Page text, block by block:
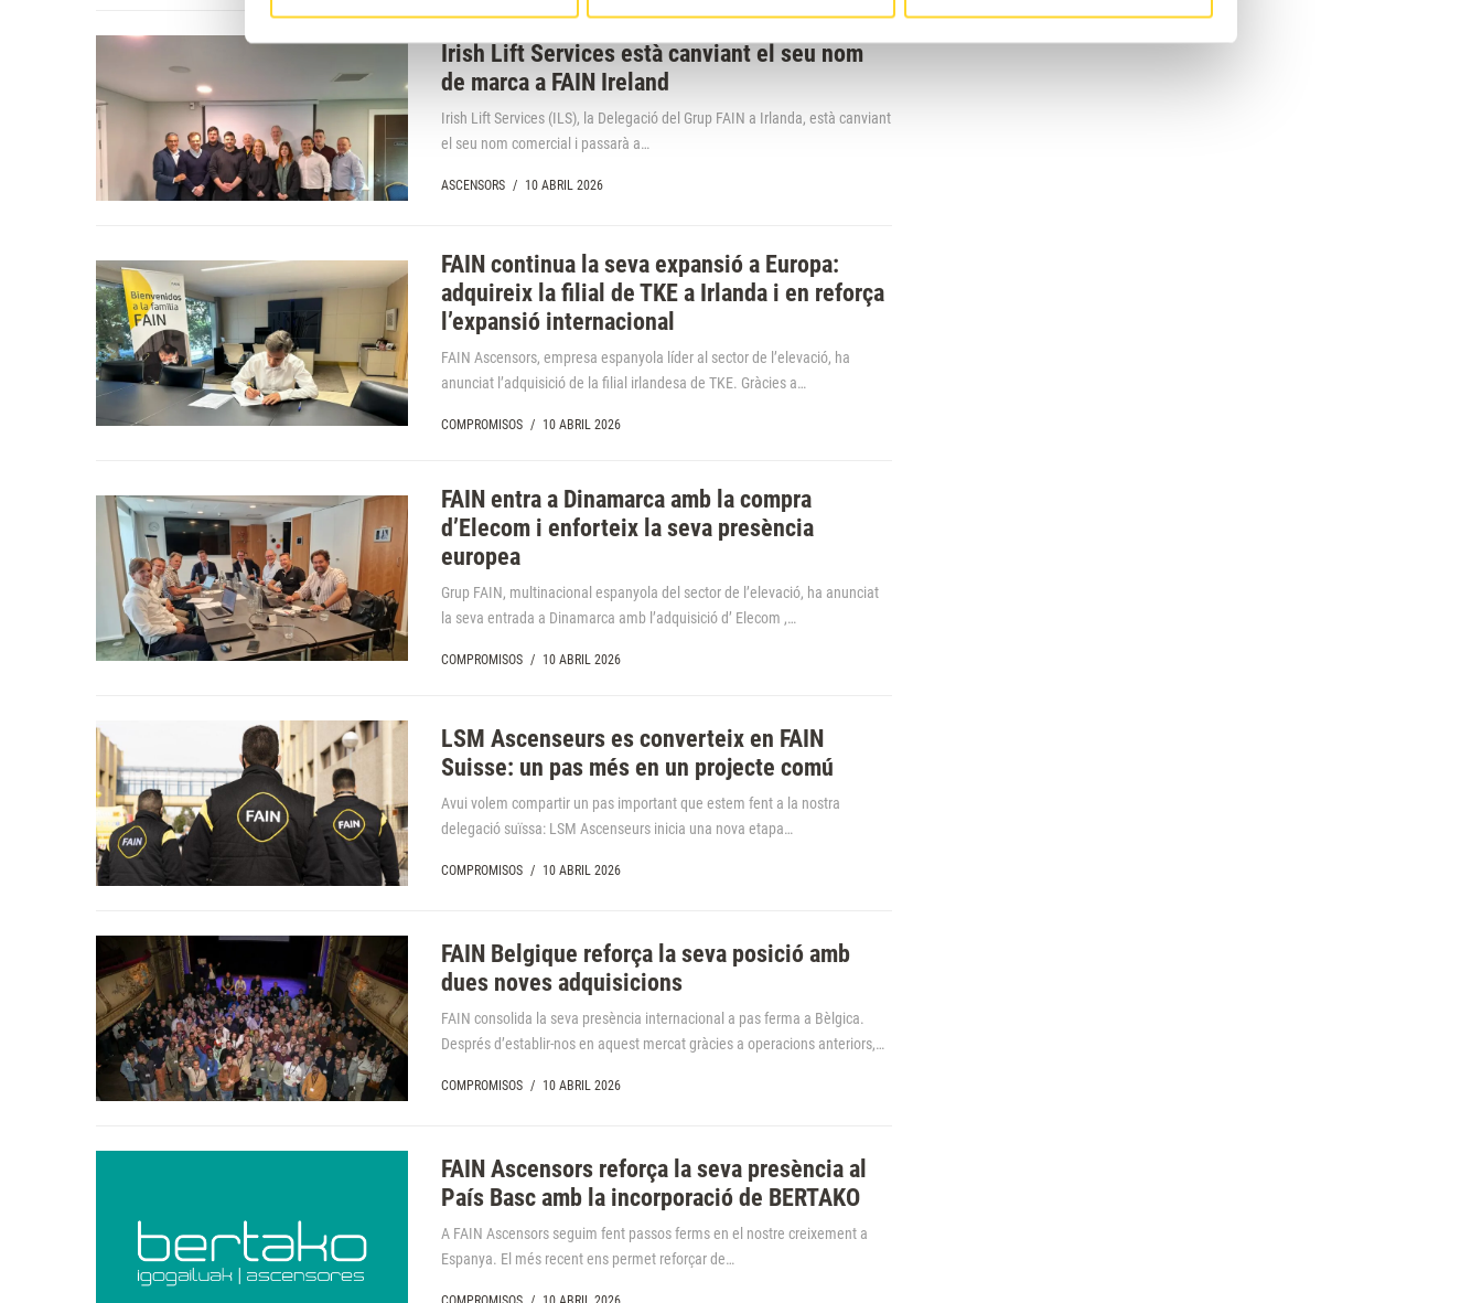
Irish Lift Services està canviant el seu nom
de marca a FAIN Ireland
Irish Lift Services (ILS), la Delegació del Grup FAIN a Irlanda, està canviant
el seu nom comercial i passarà a…
ASCENSORS / 10 ABRIL 2026
FAIN continua la seva expansió a Europa:
adquireix la filial de TKE a Irlanda i en reforça
l’expansió internacional
FAIN Ascensors, empresa espanyola líder al sector de l’elevació, ha
anunciat l’adquisició de la filial irlandesa de TKE. Gràcies a…
COMPROMISOS / 10 ABRIL 2026
FAIN entra a Dinamarca amb la compra
d’Elecom i enforteix la seva presència
europea
Grup FAIN, multinacional espanyola del sector de l’elevació, ha anunciat
la seva entrada a Dinamarca amb l’adquisició d’ Elecom ,…
COMPROMISOS / 10 ABRIL 2026
LSM Ascenseurs es converteix en FAIN
Suisse: un pas més en un projecte comú
Avui volem compartir un pas important que estem fent a la nostra
delegació suïssa: LSM Ascenseurs inicia una nova etapa…
COMPROMISOS / 10 ABRIL 2026
FAIN Belgique reforça la seva posició amb
dues noves adquisicions
FAIN consolida la seva presència internacional a pas ferma a Bèlgica.
Després d’establir-nos en aquest mercat gràcies a operacions anteriors,…
COMPROMISOS / 10 ABRIL 2026
FAIN Ascensors reforça la seva presència al
País Basc amb la incorporació de BERTAKO
A FAIN Ascensors seguim fent passos ferms en el nostre creixement a
Espanya. El més recent ens permet reforçar de…